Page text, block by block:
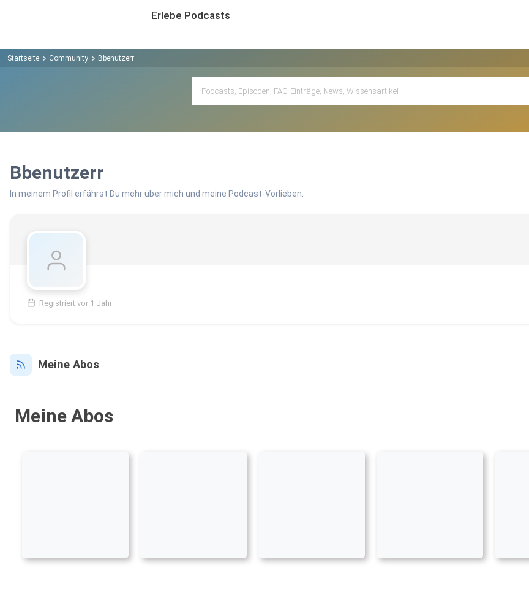
Erlebe Podcasts
Startseite Community Bbenutzerr
Bbenutzerr
In meinem Profil erfährst Du mehr über mich und meine Podcast-Vorlieben.
Registriert vor 1 Jahr
Meine Abos
Meine Abos